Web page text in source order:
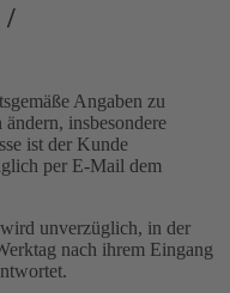
/
Angaben zu
insbesondere
ist der Kunde
per E-Mail dem
unverzüglich, in der
nach ihrem Eingang